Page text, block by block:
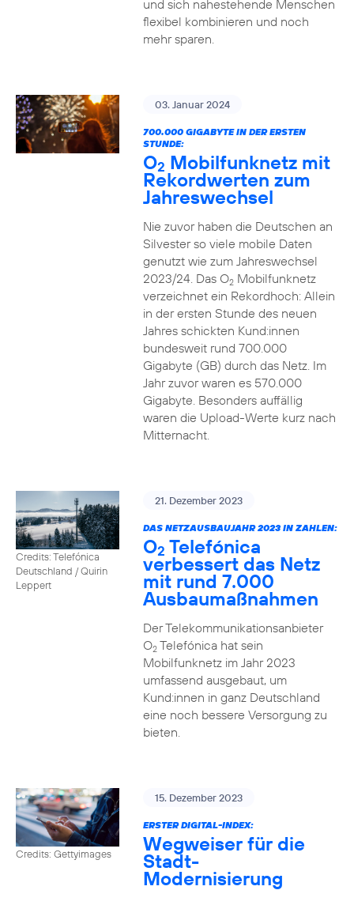
und sich nahestehende Menschen
flexibel kombinieren und noch
mehr sparen.
03. Januar 2024
700.000 GIGABYTE IN DER ERSTEN
STUNDE:
O2 Mobilfunknetz mit
Rekordwerten zum
Jahreswechsel
Nie zuvor haben die Deutschen an
Silvester so viele mobile Daten
genutzt wie zum Jahreswechsel
2023/24. Das O2Mobilfunknetz
verzeichnet ein Rekordhoch: Allein
in der ersten Stunde des neuen
Jahres schickten Kund:innen
bundesweit rund 700.000
Gigabyte (GB) durch das Netz. Im
Jahr zuvor waren es 570.000
Gigabyte. Besonders auffällig
waren die Upload-Werte kurz nach
Mitternacht.
Credits: Telefónica
Deutschland / Quirin
Leppert
21. Dezember 2023
DAS NETZAUSBAUJAHR 2023 IN ZAHLEN:
O2 Telefónica
verbessert das Netz
mit rund 7.000
Ausbaumaßnahmen
Der Telekommunikationsanbieter
O2Telefónica hat sein
Mobilfunknetz im Jahr 2023
umfassend ausgebaut, um
Kund:innen in ganz Deutschland
eine noch bessere Versorgung zu
bieten.
Credits: Gettyimages
15. Dezember 2023
ERSTER DIGITAL-INDEX:
Wegweiser für die
Stadt-
Modernisierung